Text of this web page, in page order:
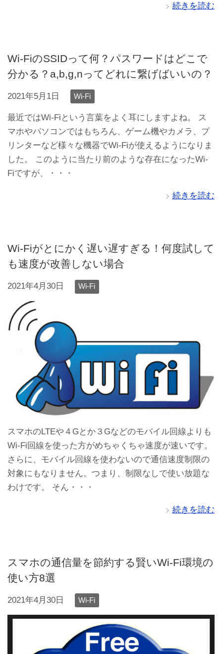
続きを読む
Wi-FiのSSIDって何？パスワードはどこで
分かる？a,b,g,nってどれに繋げばいいの？
2021年5月1日 Wi-Fi
最近ではWi-Fiという言葉をよく耳にしますよね。 ス
マホやパソコンではもちろん、ゲーム機やカメラ、プ
リンターなど様々な機器でWi-Fiが使えるようになりま
した。 このように当たり前のような存在になったWi-
Fiですが、・・・
続きを読む
Wi-Fiがとにかく遅い遅すぎる！何度試して
も速度が改善しない場合
2021年4月30日 Wi-Fi
スマホのLTEや４Gとか３Gなどのモバイル回線よりも
Wi-Fi回線を使った方がめちゃくちゃ速度が速いです。
さらに、モバイル回線を使わないので通信速度制限の
対象にもなりません。つまり、制限なしで使い放題な
わけです。 そん・・・
続きを読む
スマホの通信量を節約する賢いWi-Fi環境の
使い方8選
2021年4月30日 Wi-Fi